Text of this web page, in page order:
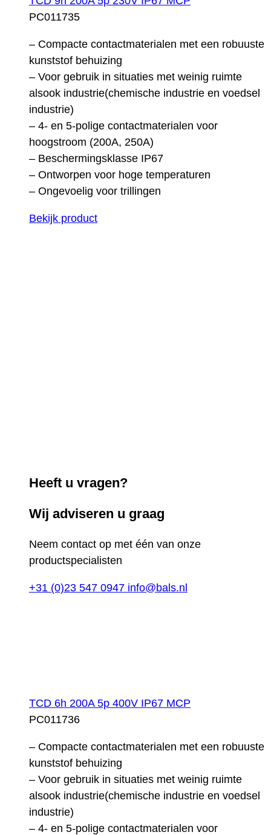
PC011735
– Compacte contactmaterialen met een robuuste
kunststof behuizing
– Voor gebruik in situaties met weinig ruimte
alsook industrie(chemische industrie en voedsel
industrie)
– 4- en 5-polige contactmaterialen voor
hoogstroom (200A, 250A)
– Beschermingsklasse IP67
– Ontworpen voor hoge temperaturen
– Ongevoelig voor trillingen
Bekijk product
Heeft u vragen?
Wij adviseren u graag
Neem contact op met één van onze
productspecialisten
+31 (0)23 547 0947 info@bals.nl
TCD 6h 200A 5p 400V IP67 MCP
PC011736
– Compacte contactmaterialen met een robuuste
kunststof behuizing
– Voor gebruik in situaties met weinig ruimte
alsook industrie(chemische industrie en voedsel
industrie)
– 4- en 5-polige contactmaterialen voor